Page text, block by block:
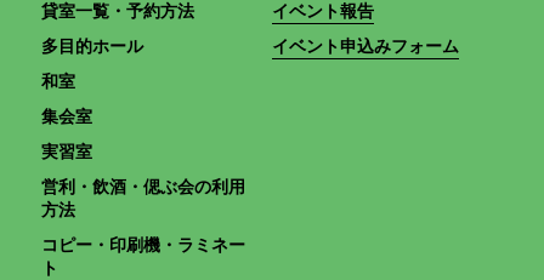
貸室一覧・予約方法
多目的ホール
和室
集会室
実習室
営利・飲酒・偲ぶ会の利用
方法
コピー・印刷機・ラミネー
ト
イベント報告
イベント申込みフォーム